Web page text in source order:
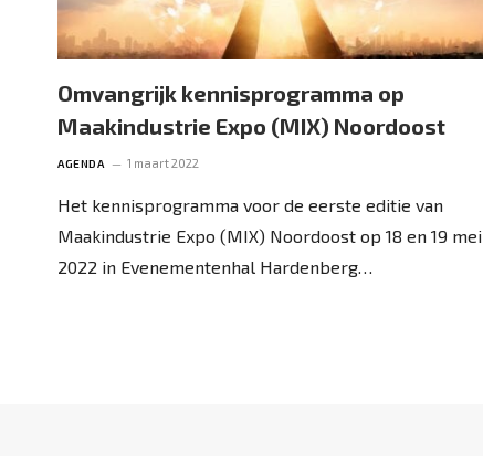
Omvangrijk kennisprogramma op
Maakindustrie Expo (MIX) Noordoost
AGENDA 1 maart 2022
Het kennisprogramma voor de eerste editie van
Maakindustrie Expo (MIX) Noordoost op 18 en 19 mei
2022 in Evenementenhal Hardenberg…